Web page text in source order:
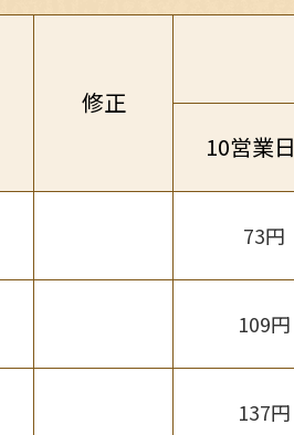
修正
10営業日
73円
109円
137円